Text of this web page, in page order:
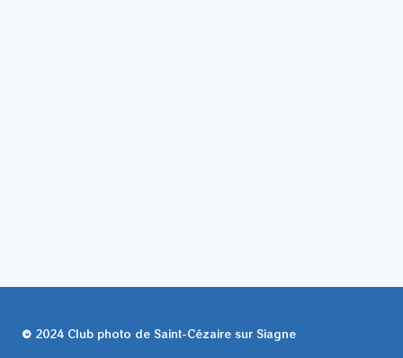
© 2024 Club photo de Saint-Cézaire sur Siagne